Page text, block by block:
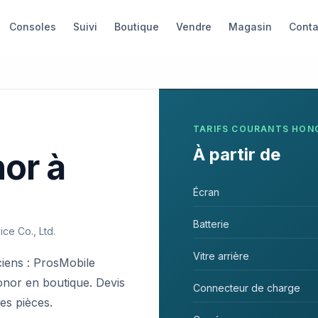
Consoles Suivi Boutique Vendre Magasin
à
Co., Ltd.
: ProsMobile
en boutique. Devis
pièces.
TARIFS COURANTS
À partir de
Écran
Batterie
Vitre arrière
Connecteur de charge